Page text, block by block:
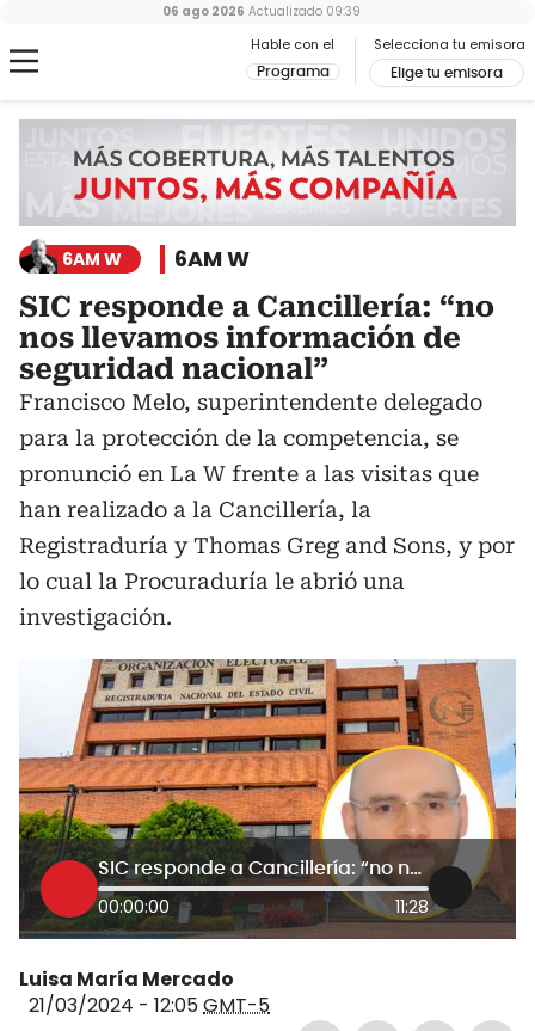
Hable con el
Programa
Selecciona tu emisora
Elige tu emisora
06 ago 2026 Actualizado 09:39
6AM W 6AM W
SIC responde a Cancillería: “no
nos llevamos información de
seguridad nacional”
Francisco Melo, superintendente delegado
para la protección de la competencia, se
pronunció en La W frente a las visitas que
han realizado a la Cancillería, la
Registraduría y Thomas Greg and Sons, y por
lo cual la Procuraduría le abrió una
investigación.
SIC responde a Cancillería: “no nos llevamos información de seguridad nacional”
00:00:00 11:28
Luisa María Mercado
21/03/2024 - 12:05GMT-5